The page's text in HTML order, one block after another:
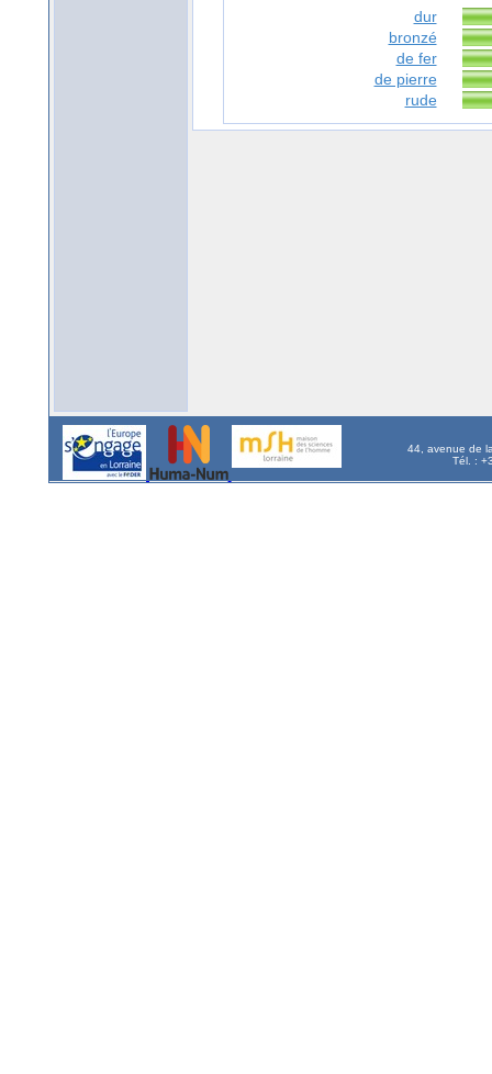
dur
bronzé
de fer
de pierre
rude
44, avenue de
Tél. :